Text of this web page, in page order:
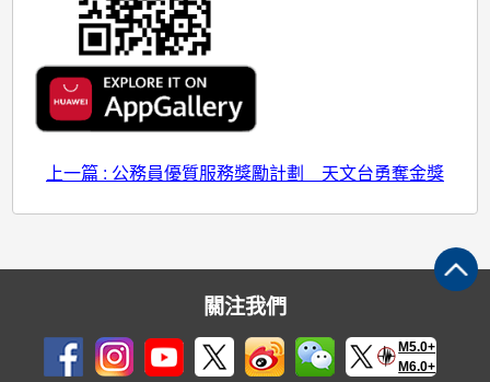
上一篇 : 公務員優質服務獎勵計劃 天文台勇奪金獎
關注我們
M5.0+
M6.0+